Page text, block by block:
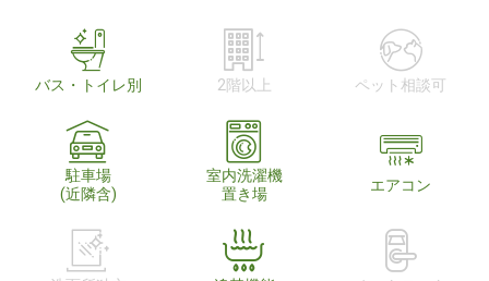
バス・トイレ別 2階以上 ペット相談可
駐車場
(近隣含)
室内洗濯機
置き場
エアコン